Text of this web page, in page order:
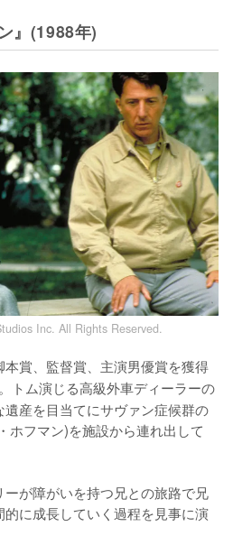
』(1988年)
Inc. All Rights Reserved.
賞、監督賞、主演男優賞を獲得
。トム演じる高級外車ディーラーの
産を目当てにサヴァン症候群の
ホフマン)を施設から連れ出して
ーが障がいを持つ兄との旅路で兄
に成長していく過程を見事に演